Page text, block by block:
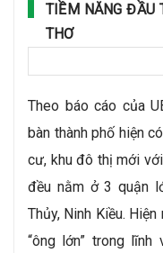
TIỀM NĂNG ĐẦU
THƠ
Theo báo cáo của
bàn thành phố hiện
cư, khu đô thị mới
đều nằm ở 3 quận
Thủy, Ninh Kiều.
“ông lớn” trong